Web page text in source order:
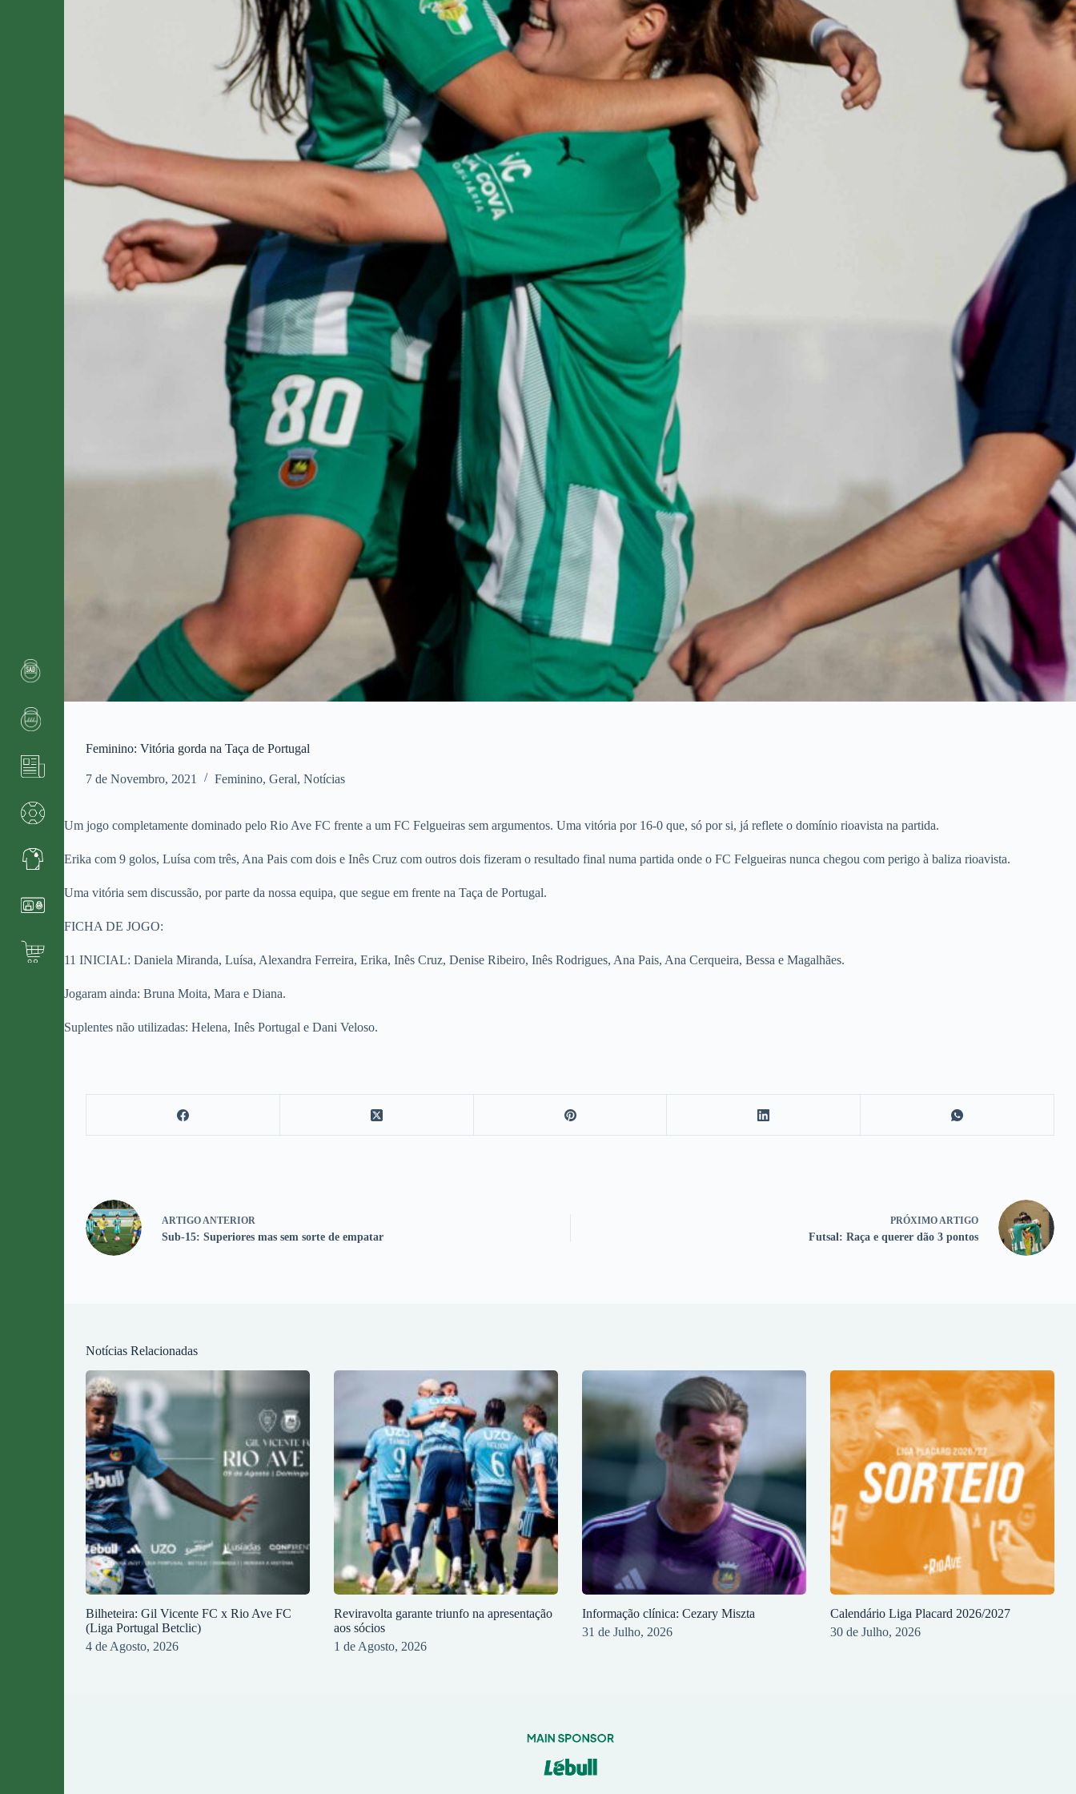
Feminino: Vitória gorda na Taça de Portugal
7 de Novembro, 2021 Feminino,Geral,Notícias
Um jogo completamente dominado pelo Rio Ave FC frente a um FC Felgueiras sem argumentos. Uma vitória por 16-0 que, só por si, já reflete o domínio rioavista na partida.
Erika com 9 golos, Luísa com três, Ana Pais com dois e Inês Cruz com outros dois fizeram o resultado final numa partida onde o FC Felgueiras nunca chegou com perigo à baliza rioavista.
Uma vitória sem discussão, por parte da nossa equipa, que segue em frente na Taça de Portugal.
FICHA DE JOGO:
11 INICIAL: Daniela Miranda, Luísa, Alexandra Ferreira, Erika, Inês Cruz, Denise Ribeiro, Inês Rodrigues, Ana Pais, Ana Cerqueira, Bessa e Magalhães.
Jogaram ainda: Bruna Moita, Mara e Diana.
Suplentes não utilizadas: Helena, Inês Portugal e Dani Veloso.
ARTIGO ANTERIOR
Sub-15: Superiores mas sem sorte de empatar
PRÓXIMO ARTIGO
Futsal: Raça e querer dão 3 pontos
Notícias Relacionadas
Bilheteira: Gil Vicente FC x Rio Ave FC
(Liga Portugal Betclic)
4 de Agosto, 2026
Reviravolta garante triunfo na apresentação
aos sócios
1 de Agosto, 2026
Informação clínica: Cezary Miszta
31 de Julho, 2026
Calendário Liga Placard 2026/2027
30 de Julho, 2026